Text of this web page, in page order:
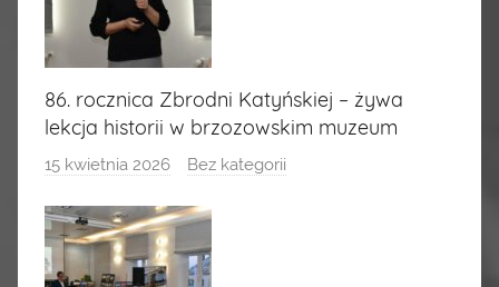
86. rocznica Zbrodni Katyńskiej – żywa
lekcja historii w brzozowskim muzeum
15 kwietnia 2026 Bez kategorii